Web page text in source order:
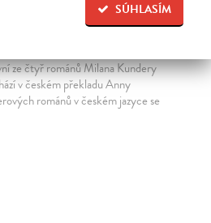
SÚHLASÍM
ze čtyř románů Milana Kundery
v českém překladu Anny
románů v českém jazyce se